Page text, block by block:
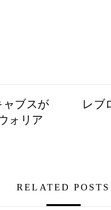
ャブスが
ォリア
レブ
RELATED POSTS